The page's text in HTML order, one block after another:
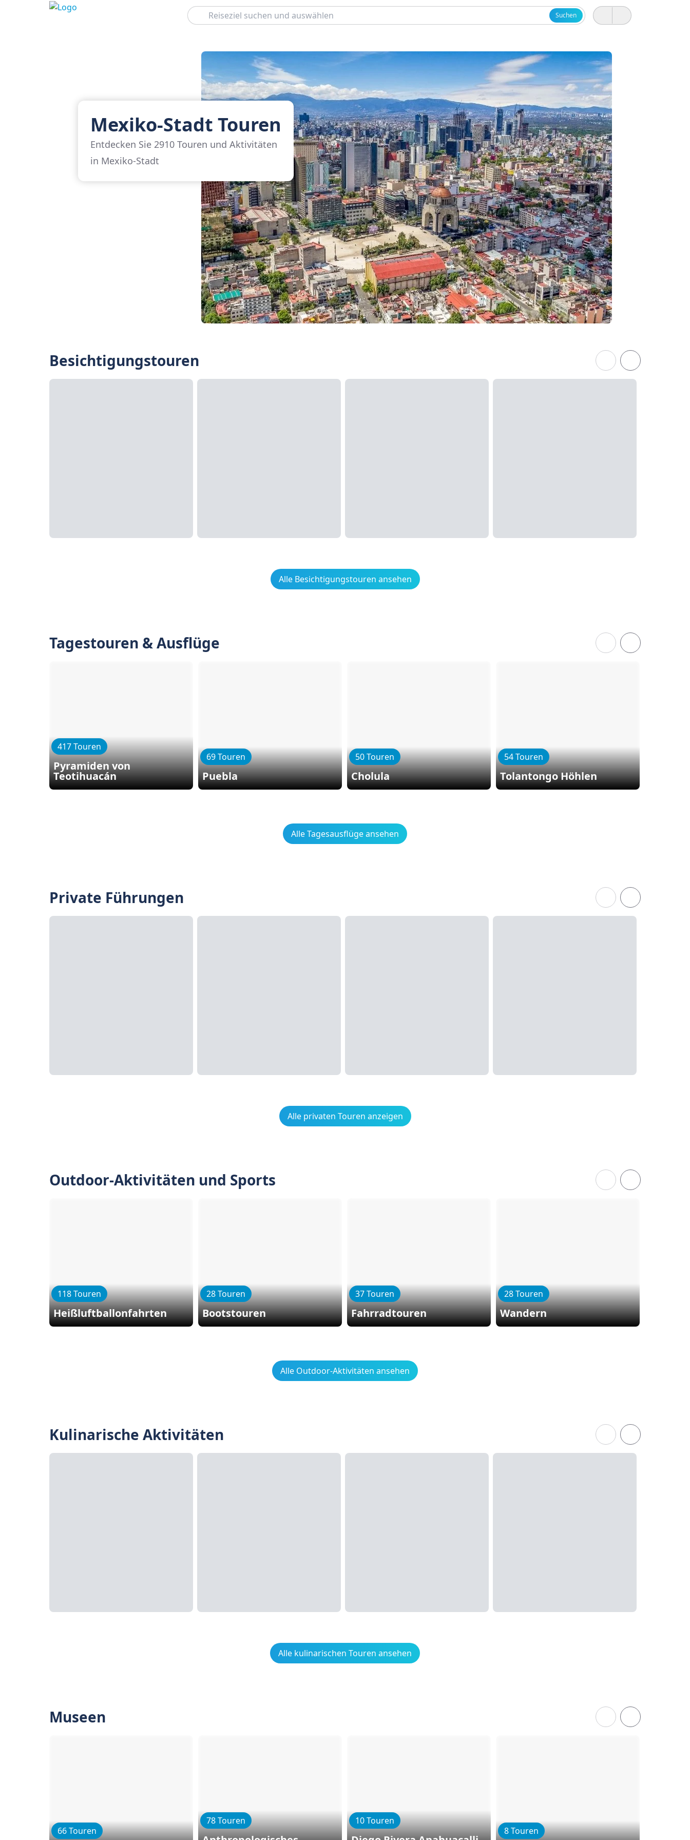
Suchen
Suchen
Mexiko-Stadt Touren
Entdecken Sie 2910 Touren und Aktivitäten
in Mexiko-Stadt
Besichtigungstouren
Alle Besichtigungstouren ansehen
Tagestouren & Ausflüge
417 Touren
Pyramiden von
Teotihuacán
69 Touren
Puebla
50 Touren
Cholula
54 Touren
Tolantongo Höhlen
Alle Tagesausflüge ansehen
Private Führungen
Alle privaten Touren anzeigen
Outdoor-Aktivitäten und Sports
118 Touren
Heißluftballonfahrten
28 Touren
Bootstouren
37 Touren
Fahrradtouren
28 Touren
Wandern
Alle Outdoor-Aktivitäten ansehen
Kulinarische Aktivitäten
Alle kulinarischen Touren ansehen
Museen
66 Touren
78 Touren 10 Touren
8 Touren